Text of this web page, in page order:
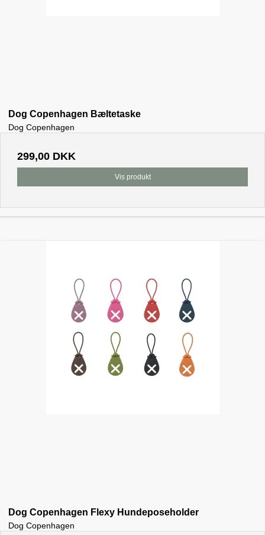
Dog Copenhagen Bæltetaske
Dog Copenhagen
299,00 DKK
Vis produkt
Dog Copenhagen Flexy Hundeposeholder
Dog Copenhagen